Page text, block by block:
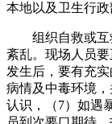
本地以及卫生行政
组织自救或互
紊乱。现场人员
发生后，要有充
病情及中毒环境
认识，（7）如遇